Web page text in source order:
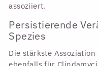
assoziiert.
Persistierende
Spezies
Die stärkste
ebenfalls für